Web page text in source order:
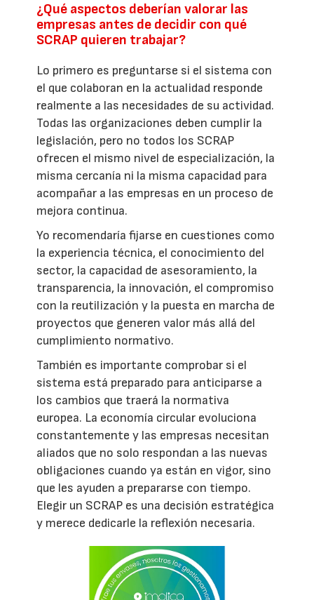
¿Qué aspectos deberían valorar las
empresas antes de decidir con qué
SCRAP quieren trabajar?
Lo primero es preguntarse si el sistema con
el que colaboran en la actualidad responde
realmente a las necesidades de su actividad.
Todas las organizaciones deben cumplir la
legislación, pero no todos los SCRAP
ofrecen el mismo nivel de especialización, la
misma cercanía ni la misma capacidad para
acompañar a las empresas en un proceso de
mejora continua.
Yo recomendaría fijarse en cuestiones como
la experiencia técnica, el conocimiento del
sector, la capacidad de asesoramiento, la
transparencia, la innovación, el compromiso
con la reutilización y la puesta en marcha de
proyectos que generen valor más allá del
cumplimiento normativo.
También es importante comprobar si el
sistema está preparado para anticiparse a
los cambios que traerá la normativa
europea. La economía circular evoluciona
constantemente y las empresas necesitan
aliados que no solo respondan a las nuevas
obligaciones cuando ya están en vigor, sino
que les ayuden a prepararse con tiempo.
Elegir un SCRAP es una decisión estratégica
y merece dedicarle la reflexión necesaria.